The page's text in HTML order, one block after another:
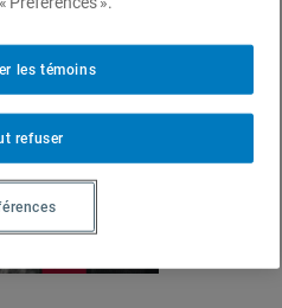
pouvoir et
à […]
refuser
les témoins